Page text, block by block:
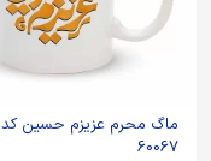
ماگ محرم عزیزم حسین کد
60067